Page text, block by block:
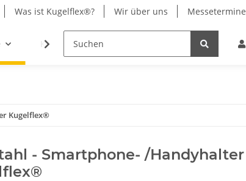
Was ist Kugelflex®? Wir über uns Messetermine
Kugelflex® Chrom Stromversorgung
Kugelflex®
- Smartphone- /Handyhalter